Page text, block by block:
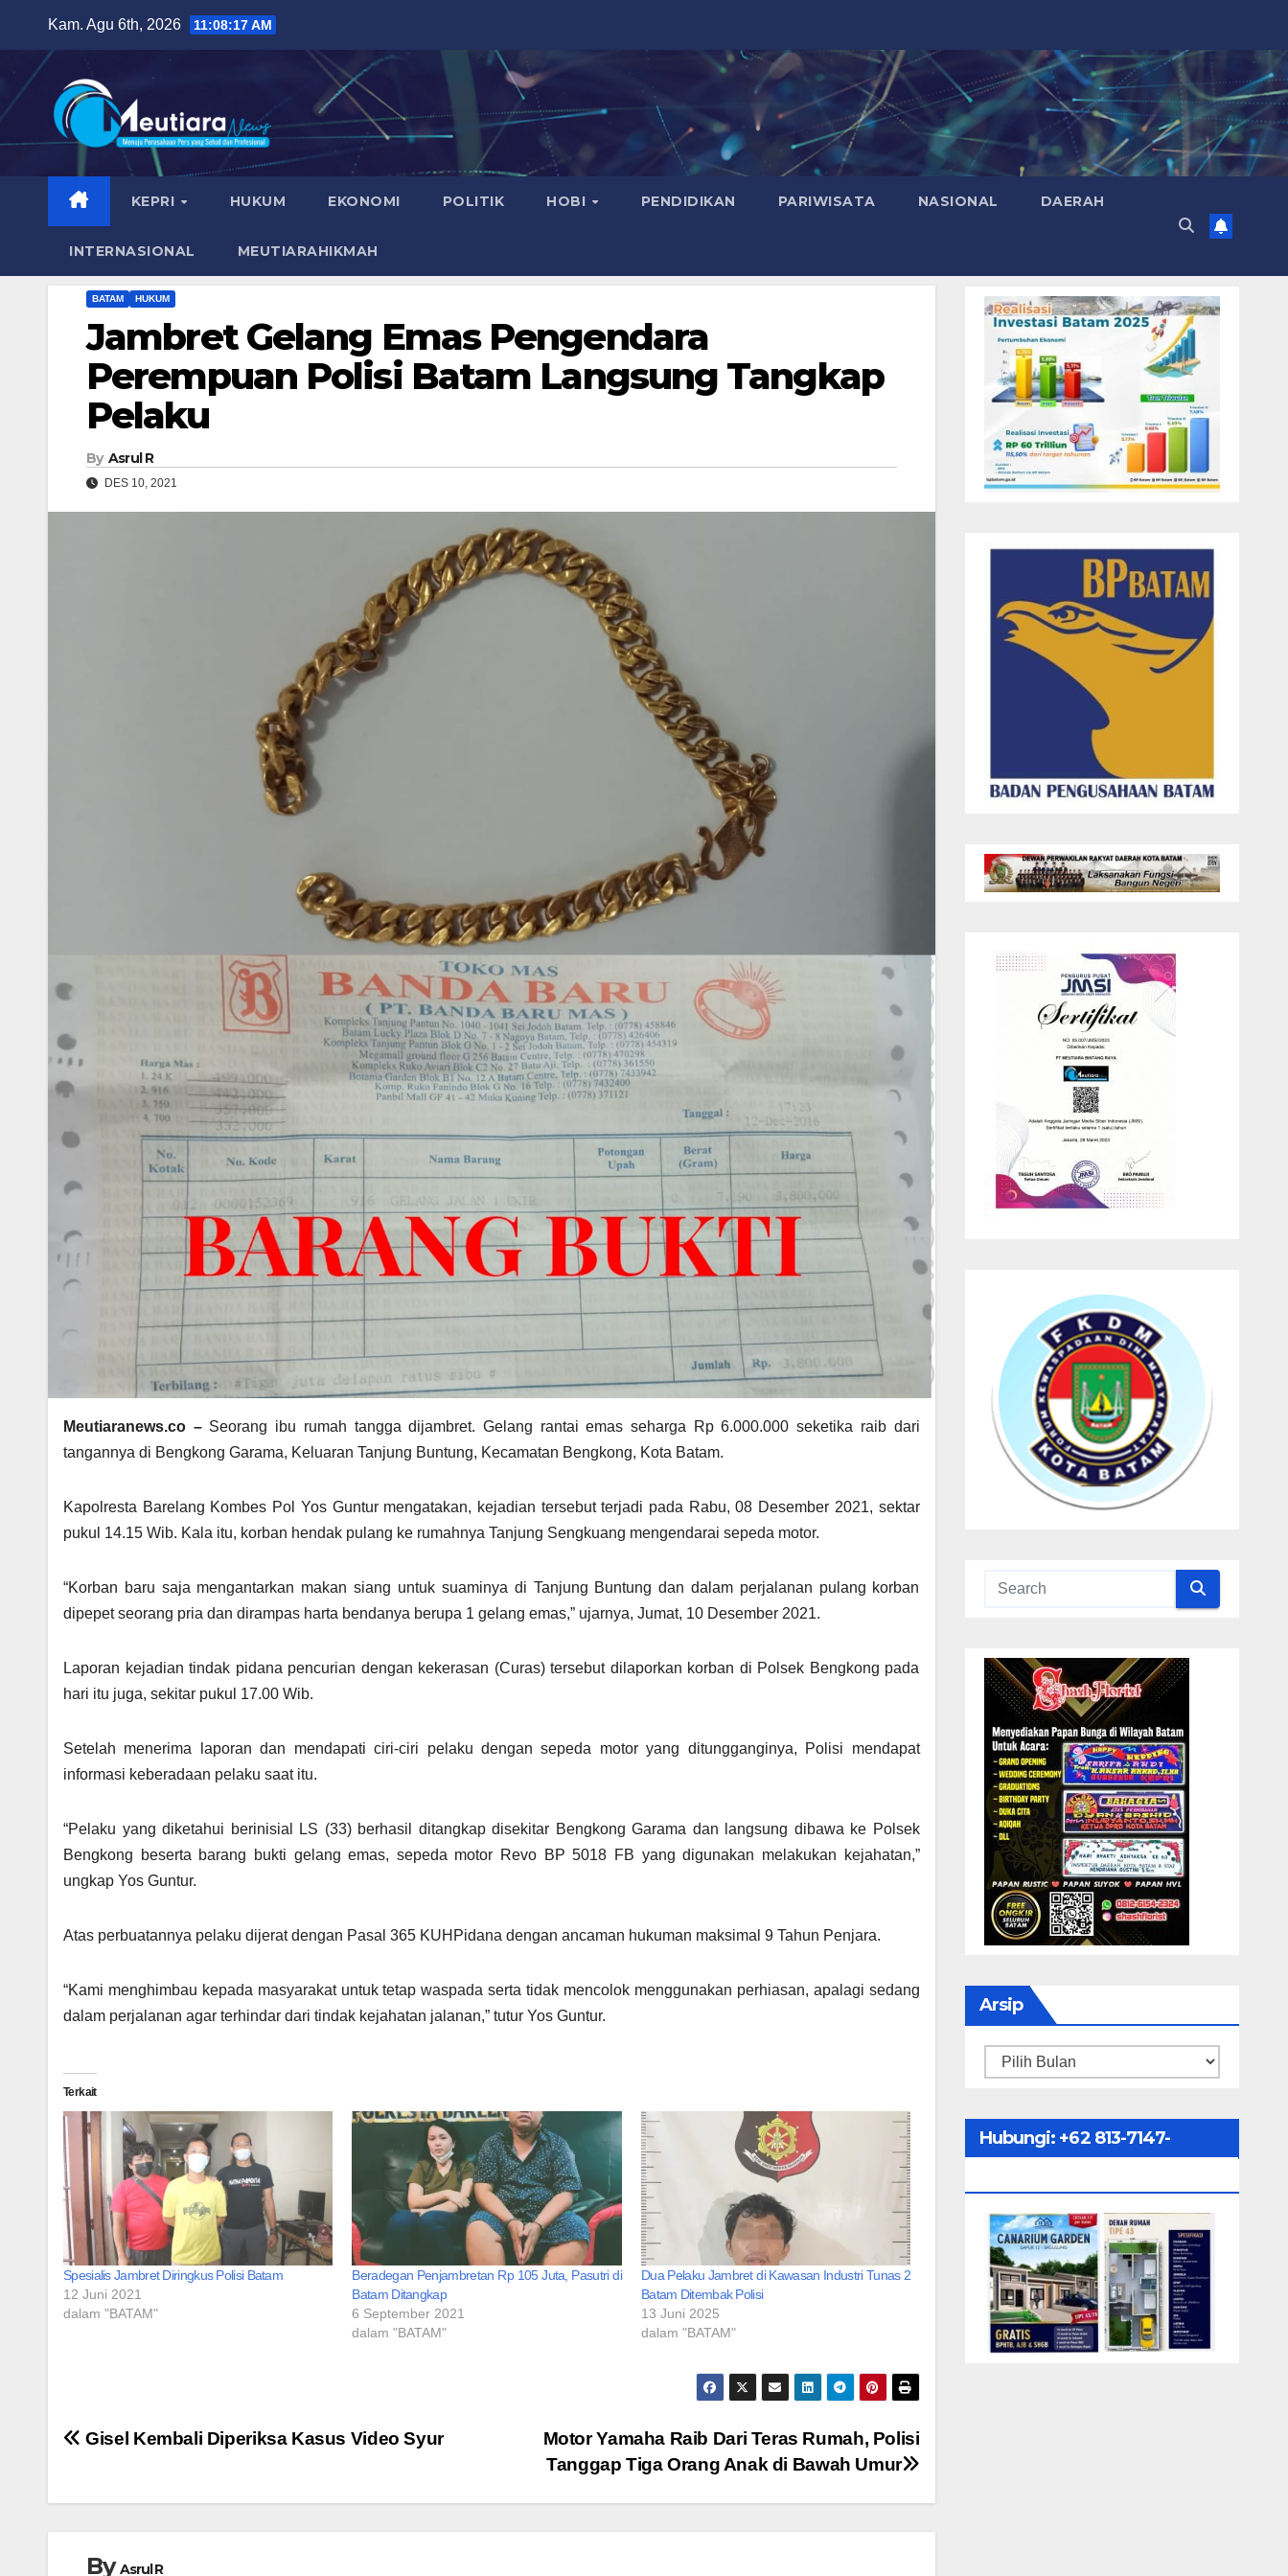
content
Kam. Agu 6th, 2026 11:08:18 AM
KEPRI HUKUM EKONOMI POLITIK HOBI PENDIDIKAN PARIWISATA NASIONAL DAERAH
INTERNASIONAL MEUTIARAHIKMAH
BATAM HUKUM
Jambret Gelang Emas Pengendara
Perempuan Polisi Batam Langsung Tangkap
Pelaku
By Asrul R
DES 10, 2021
Meutiaranews.co –Seorang ibu rumah tangga dijambret. Gelang rantai emas seharga Rp 6.000.000 seketika raib dari
tangannya di Bengkong Garama, Keluaran Tanjung Buntung, Kecamatan Bengkong, Kota Batam.
Kapolresta Barelang Kombes Pol Yos Guntur mengatakan, kejadian tersebut terjadi pada Rabu, 08 Desember 2021, sektar
pukul 14.15 Wib. Kala itu, korban hendak pulang ke rumahnya Tanjung Sengkuang mengendarai sepeda motor.
“Korban baru saja mengantarkan makan siang untuk suaminya di Tanjung Buntung dan dalam perjalanan pulang korban
dipepet seorang pria dan dirampas harta bendanya berupa 1 gelang emas,” ujarnya, Jumat, 10 Desember 2021.
Laporan kejadian tindak pidana pencurian dengan kekerasan (Curas) tersebut dilaporkan korban di Polsek Bengkong pada
hari itu juga, sekitar pukul 17.00 Wib.
Setelah menerima laporan dan mendapati ciri-ciri pelaku dengan sepeda motor yang ditungganginya, Polisi mendapat
informasi keberadaan pelaku saat itu.
“Pelaku yang diketahui berinisial LS (33) berhasil ditangkap disekitar Bengkong Garama dan langsung dibawa ke Polsek
Bengkong beserta barang bukti gelang emas, sepeda motor Revo BP 5018 FB yang digunakan melakukan kejahatan,”
ungkap Yos Guntur.
Atas perbuatannya pelaku dijerat dengan Pasal 365 KUHPidana dengan ancaman hukuman maksimal 9 Tahun Penjara.
“Kami menghimbau kepada masyarakat untuk tetap waspada serta tidak mencolok menggunakan perhiasan, apalagi sedang
dalam perjalanan agar terhindar dari tindak kejahatan jalanan,” tutur Yos Guntur.
Terkait
Spesialis Jambret Diringkus Polisi Batam
12 Juni 2021
dalam "BATAM"
Beradegan Penjambretan Rp 105 Juta, Pasutri di
Batam Ditangkap
6 September 2021
dalam "BATAM"
Dua Pelaku Jambret di Kawasan Industri Tunas 2
Batam Ditembak Polisi
13 Juni 2025
dalam "BATAM"
Navigasi
Motor Yamaha Raib Dari Teras Rumah, Polisi
Tanggap Tiga Orang Anak di Bawah Umur
Gisel Kembali Diperiksa Kasus Video Syur
ByAsrul R
Arsip
Arsip
Hubungi: ‪+62 813-7147-